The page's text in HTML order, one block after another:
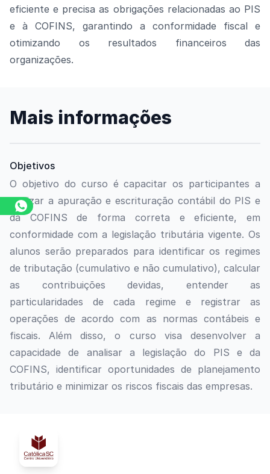
eficiente e precisa as obrigações relacionadas ao PIS
e à COFINS, garantindo a conformidade fiscal e
otimizando os resultados financeiros das
organizações.
Mais informações
Objetivos
O objetivo do curso é capacitar os participantes a
realizar a apuração e escrituração contábil do PIS e
da COFINS de forma correta e eficiente, em
conformidade com a legislação tributária vigente. Os
alunos serão preparados para identificar os regimes
de tributação (cumulativo e não cumulativo), calcular
as contribuições devidas, entender as
particularidades de cada regime e registrar as
operações de acordo com as normas contábeis e
fiscais. Além disso, o curso visa desenvolver a
capacidade de analisar a legislação do PIS e da
COFINS, identificar oportunidades de planejamento
tributário e minimizar os riscos fiscais das empresas.